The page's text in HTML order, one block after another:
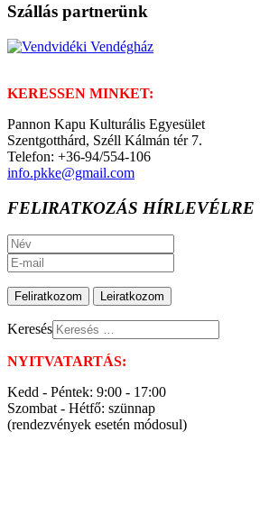
Szállás partnerünk
KERESSEN MINKET:
Pannon Kapu Kulturális Egyesület
Szentgotthárd, Széll Kálmán tér 7.
Telefon: +36-94/554-106
info.pkke@gmail.com
FELIRATKOZÁS HÍRLEVÉLRE
Keresés
NYITVATARTÁS:
Kedd - Péntek: 9:00 - 17:00
Szombat - Hétfő: szünnap
(rendezvények esetén módosul)